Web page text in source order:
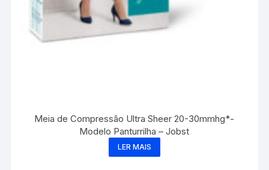
Meia de Compressão Ultra Sheer 20-30mmhg*-
Modelo Panturrilha – Jobst
LER MAIS